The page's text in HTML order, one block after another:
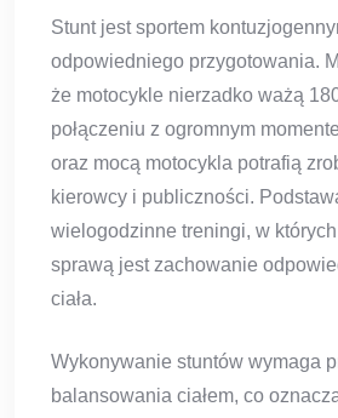
Stunt jest sportem
odpowiedniego przygotowania.
że motocykle nierzadko ważą
połączeniu z ogromnym
oraz mocą motocykla potrafią
kierowcy i publiczności.
wielogodzinne treningi, w
sprawą jest zachowanie
ciała.
Wykonywanie stuntów wymaga
balansowania ciałem, co